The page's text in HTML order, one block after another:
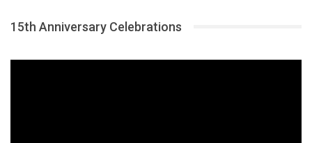
15th Anniversary Celebrations